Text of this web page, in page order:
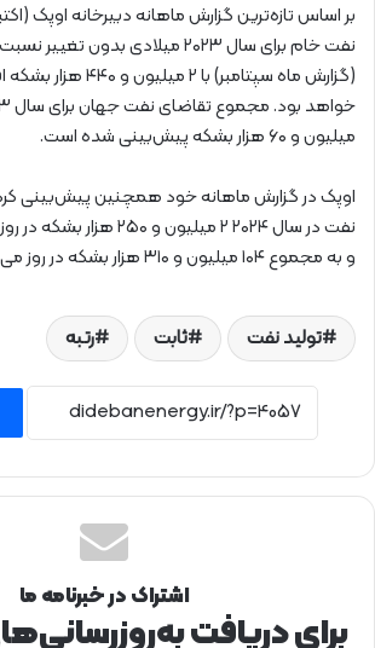
بر اساس تازه‌ترین گزارش ماهانه دبیرخانه اوپک
نفت خام برای سال ۲۰۲۳ میلادی بدون
(گزارش ماه سپتامبر) با
میلیون و ۶۰ هزار بشکه پیش‌بینی شده است.
اوپک در گزارش ماهانه خود همچنین پیش‌بینی
نفت در سال ۲۰۲۴ ۲ میلیون و
و به مجموع ۱۰۴ میلیون و ۳۱۰ هزار بشکه در روز می‌رسد.
تولید نفت ثابت رتبه
اشتراک در خبرنامه ما
برای دریافت